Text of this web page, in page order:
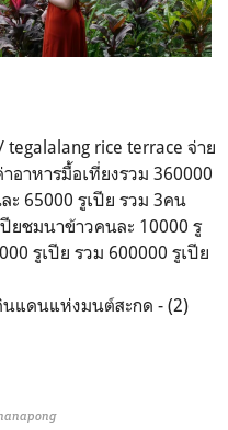
rice terrace จ่าย
อาหารมื้อเที่ยงรวม 360000
ะ 65000 รูเปีย รวม 3คน
ยชมนาข้าวคนละ 10000 รู
รูเปีย รวม 600000 รูเปีย
นแดนแห่งมนต์สะกด - (2)